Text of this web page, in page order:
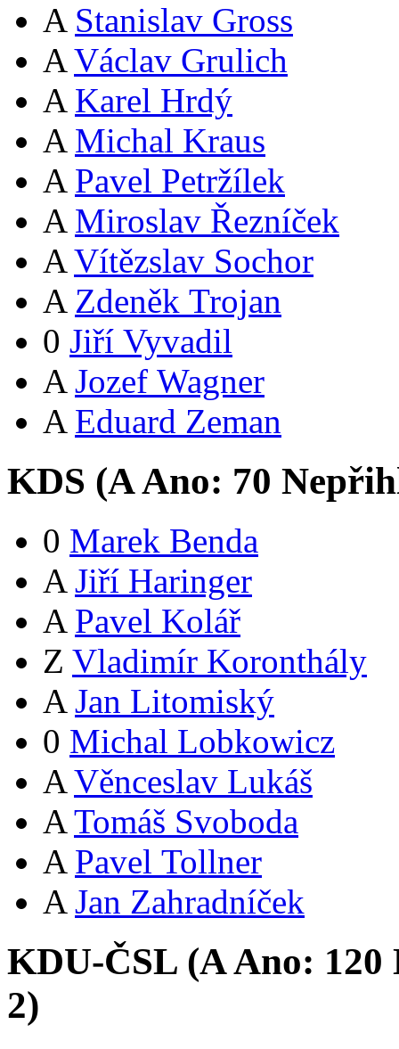
A Stanislav Gross
A Václav Grulich
A Karel Hrdý
A Michal Kraus
A Pavel Petržílek
A Miroslav Řezníček
A Vítězslav Sochor
A Zdeněk Trojan
0 Jiří Vyvadil
A Jozef Wagner
A Eduard Zeman
KDS (AAno: 70
0 Marek Benda
A Jiří Haringer
A Pavel Kolář
Z Vladimír Koronthály
A Jan Litomiský
0 Michal Lobkowicz
A Věnceslav Lukáš
A Tomáš Svoboda
A Pavel Tollner
A Jan Zahradníček
KDU-ČSL (AAno: 120
2)